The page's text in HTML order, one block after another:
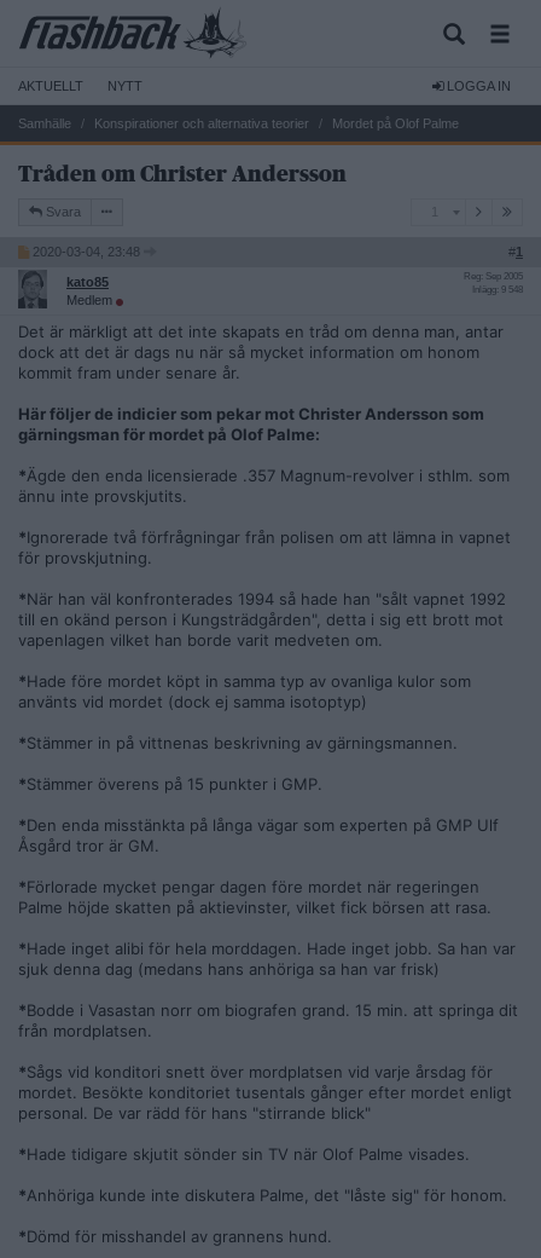
AKTUELLT NYTT LOGGA IN
Samhälle Konspirationer och alternativa teorier Mordet på Olof Palme
Tråden om Christer Andersson
Svara
2020-03-04, 23:48 #1
kato85
Medlem
Reg: Sep 2005
Inlägg: 9 548
Det är märkligt att det inte skapats en tråd om denna man, antar
dock att det är dags nu när så mycket information om honom
kommit fram under senare år.
Här följer de indicier som pekar mot Christer Andersson som
gärningsman för mordet på Olof Palme:
*Ägde den enda licensierade .357 Magnum-revolver i sthlm. som
ännu inte provskjutits.
*Ignorerade två förfrågningar från polisen om att lämna in vapnet
för provskjutning.
*När han väl konfronterades 1994 så hade han "sålt vapnet 1992
till en okänd person i Kungsträdgården", detta i sig ett brott mot
vapenlagen vilket han borde varit medveten om.
*Hade före mordet köpt in samma typ av ovanliga kulor som
använts vid mordet (dock ej samma isotoptyp)
*Stämmer in på vittnenas beskrivning av gärningsmannen.
*Stämmer överens på 15 punkter i GMP.
*Den enda misstänkta på långa vägar som experten på GMP Ulf
Åsgård tror är GM.
*Förlorade mycket pengar dagen före mordet när regeringen
Palme höjde skatten på aktievinster, vilket fick börsen att rasa.
*Hade inget alibi för hela morddagen. Hade inget jobb. Sa han var
sjuk denna dag (medans hans anhöriga sa han var frisk)
*Bodde i Vasastan norr om biografen grand. 15 min. att springa dit
från mordplatsen.
*Sågs vid konditori snett över mordplatsen vid varje årsdag för
mordet. Besökte konditoriet tusentals gånger efter mordet enligt
personal. De var rädd för hans "stirrande blick"
*Hade tidigare skjutit sönder sin TV när Olof Palme visades.
*Anhöriga kunde inte diskutera Palme, det "låste sig" för honom.
*Dömd för misshandel av grannens hund.